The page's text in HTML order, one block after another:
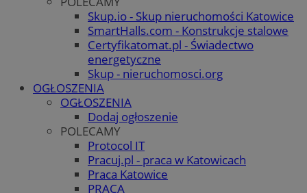
Skup.io - Skup nieruchomości Katowice
SmartHalls.com - Konstrukcje stalowe
Certyfikatomat.pl - Świadectwo
energetyczne
Skup - nieruchomosci.org
OGŁOSZENIA
OGŁOSZENIA
Dodaj ogłoszenie
POLECAMY
Protocol IT
Pracuj.pl - praca w Katowicach
Praca Katowice
PRACA